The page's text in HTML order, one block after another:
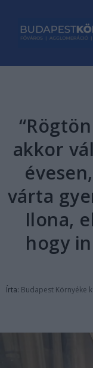
akkor
várta
Ilona,
hogy
Írta: Budapest Környéke